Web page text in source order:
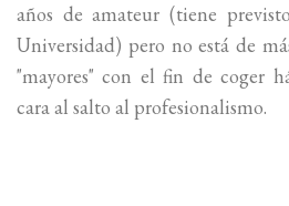
años de amateur (tiene
Universidad) pero no está de
"mayores" con el fin de coger
cara al salto al profesionalismo.